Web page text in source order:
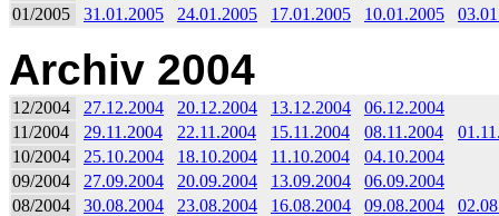
01/2005
31.01.2005 24.01.2005 17.01.2005 10.01.2005
Archiv 2004
12/2004 27.12.2004 20.12.2004 13.12.2004
06.12.2004
11/2004
29.11.2004 22.11.2004 15.11.2004 08.11.2004
10/2004
25.10.2004 18.10.2004 11.10.2004
04.10.2004
09/2004
27.09.2004 20.09.2004 13.09.2004
06.09.2004
08/2004
30.08.2004 23.08.2004 16.08.2004 09.08.2004